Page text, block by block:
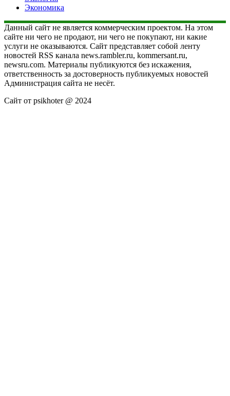
Экономика
Данный сайт не является коммерческим проектом. На этом
сайте ни чего не продают, ни чего не покупают, ни какие
услуги не оказываются. Сайт представляет собой ленту
новостей RSS канала news.rambler.ru, kommersant.ru,
newsru.com. Материалы публикуются без искажения,
ответственность за достоверность публикуемых новостей
Администрация сайта не несёт.
Сайт от psikhoter @ 2024